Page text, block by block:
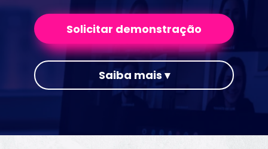
Solicitar demonstração
Saiba mais ▾